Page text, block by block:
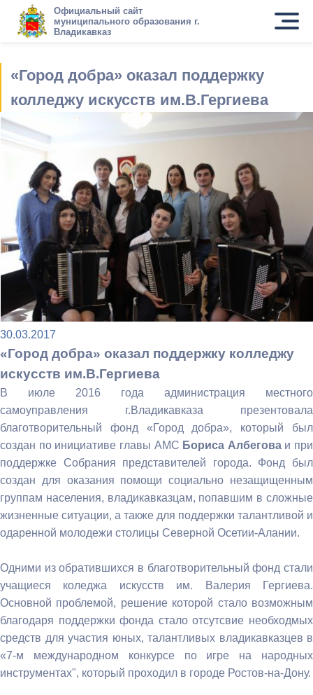
Официальный сайт
муниципального образования г.
Владикавказ
«Город добра» оказал поддержку
колледжу искусств им.В.Гергиева
30.03.2017
«Город добра» оказал поддержку колледжу
искусств им.В.Гергиева
В июле 2016 года администрация местного
самоуправления г.Владикавказа презентовала
благотворительный фонд «Город добра», который был
создан по инициативе главы АМС Бориса Албеговаи при
поддержке Собрания представителей города. Фонд был
создан для оказания помощи социально незащищенным
группам населения, владикавказцам, попавшим в сложные
жизненные ситуации, а также для поддержки талантливой и
одаренной молодежи столицы Северной Осетии-Алании.
Одними из обратившихся в благотворительный фонд стали
учащиеся коледжа искусств им. Валерия Гергиева.
Основной проблемой, решение которой стало возможным
благодаря поддержки фонда стало отсутсвие необходмых
средств для участия юных, талантливых владикавказцев в
«7-м международном конкурсе по игре на народных
инструментах", который проходил в городе Ростов-на-Дону.